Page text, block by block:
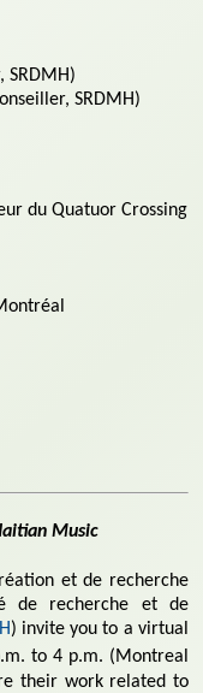
SRDMH)
SRDMH)
du Quatuor Crossing
Music
et de recherche
de recherche et de
) invite you to a virtual
to 4 p.m. (Montreal
their work related to